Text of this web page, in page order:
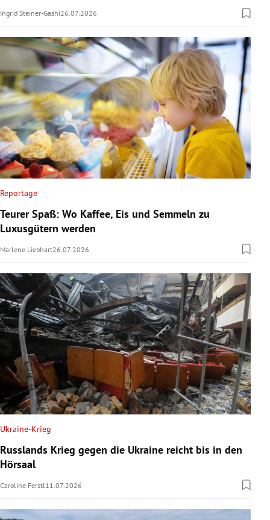
Ingrid Steiner-Gashi26.07.2026
Reportage
Teurer Spaß: Wo Kaffee, Eis und Semmeln zu
Luxusgütern werden
Marlene Liebhart26.07.2026
Ukraine-Krieg
Russlands Krieg gegen die Ukraine reicht bis in den
Hörsaal
Caroline Ferstl 11.07.2026